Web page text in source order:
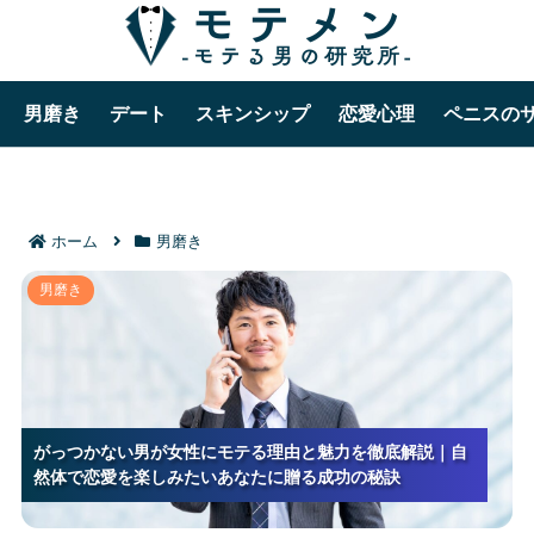
男磨き デート スキンシップ 恋愛心理 ペニスの
ホーム 男磨き
がっつかない男が女性にモテる理由と魅力を徹底解説
｜自然体で恋愛を楽しみたいあなたに贈る成功の秘訣
がっつかない男が女性にモテる理由と魅力を徹底解説｜自
然体で恋愛を楽しみたいあなたに贈る成功の秘訣
がっつかない男が女性にモテる理由と魅力を徹底解説｜自
然体で恋愛を楽しみたいあなたに贈る成功の秘訣
がっつかない男が女性にモテる理由と魅力を徹底解説｜自
然体で恋愛を楽しみたいあなたに贈る成功の秘訣
男磨き